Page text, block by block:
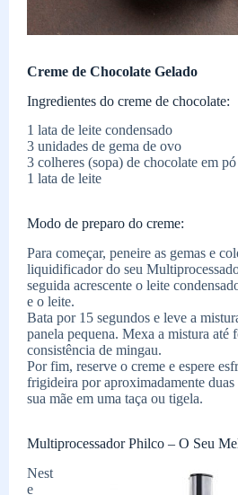
Creme de Chocolate Gelado
Ingredientes do creme de chocolate:
1 lata de leite condensado
3 unidades de gema de ovo
3 colheres (sopa) de chocolate em pó
1 lata de leite
Modo de preparo do creme:
Para começar, peneire as gemas e
liquidificador do seu
seguida acrescente o leite
e o leite.
Bata por 15 segundos e leve a
panela pequena. Mexa a mistura até
consistência de mingau.
Por fim, reserve o creme e espere
frigideira por aproximadamente duas
sua mãe em uma taça ou tigela.
Multiprocessador Philco – O Seu
Nest
e